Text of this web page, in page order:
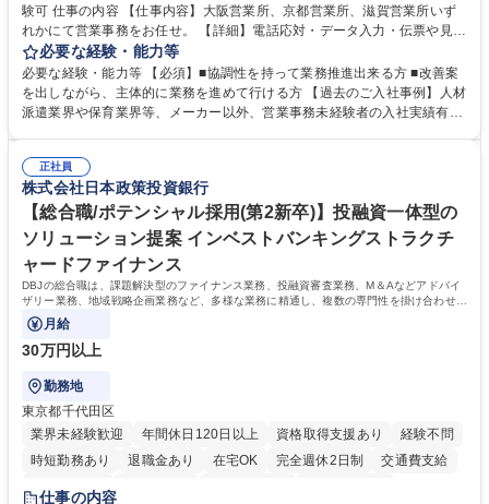
験可 仕事の内容 【仕事内容】大阪営業所、京都営業所、滋賀営業所いず
れかにて営業事務をお任せ。 【詳細】電話応対・データ入力・伝票や見積
の作成・カタログ送付・来客対応・営業所内で発生する事務業務や業務改
善をお任せ。 【教育制度】ご入社後、育成担当とペアになりながらOJTに
て業務を覚えていただくことが可能です。業務システムがきちんと構築さ
れているため、スムーズに仕事に慣れることができる環境です。また、
募集職種 【大阪・京都・滋賀】営業事務 ※未経験可
必要な経験・能力等
必要な経験・能力等 【必須】■協調性を持って業務推進出来る方 ■改善案
を出しながら、主体的に業務を進めて行ける方 【過去のご入社事例】人材
派遣業界や保育業界等、メーカー以外、営業事務未経験者の入社実績有
えて、お客様や社員の状況に合わせ、能動的なサポート、改善の動きも期
待され。組織を支えるスペシャリストとして、チームに貢献し、結果的に
社員から頼られる存在になることができます。平均19:30の退勤以降の業
務の持ち帰りも禁止されており、メリハリのある働き方となります。 学
歴・資格 学歴：大学院 大学 高専 短大 語学力： 資格：
正社員
株式会社日本政策投資銀行
【総合職/ポテンシャル採用(第2新卒)】投融資一体型の
ソリューション提案 インベストバンキングストラクチ
ャードファイナンス
DBJの総合職は、課題解決型のファイナンス業務、投融資審査業務、M＆Aなどアドバイ
ザリー業務、地域戦略企画業務など、多様な業務に精通し、複数の専門性を掛け合わせて
広く社会に貢献していく職種です。
月給
30万円以上
勤務地
東京都千代田区
業界未経験歓迎
年間休日120日以上 資格取得支援あり
経験不問
時短勤務あり
退職金あり 在宅OK 完全週休2日制
交通費支給
駅近5分以内
仕事の内容